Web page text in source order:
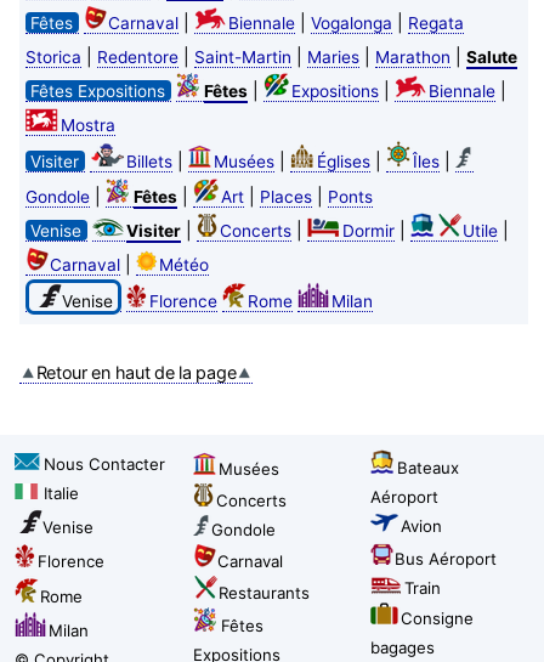
Fêtes
Carnaval| Biennale| Vogalonga
Regata
Storica
Redentore| Saint-Martin Maries| Marathon
Salute
Fêtes Expositions
Fêtes| Expositions| Biennale|
Mostra
Visiter
Billets| Musées| Églises| Îles|
Gondole| Fêtes| Art| Places|
Ponts
Venise
Visiter| Concerts| Dormir| Utile|
Carnaval|
Météo
Venise
Florence Rome Milan
Retour en haut de la page
Nous Contacter
Italie
Venise
Florence
Rome
Milan
Musées
Concerts
Gondole
Carnaval
Restaurants
Fêtes
Expositions
Bateaux
Aéroport
Avion
Bus Aéroport
Train
Consigne
bagages